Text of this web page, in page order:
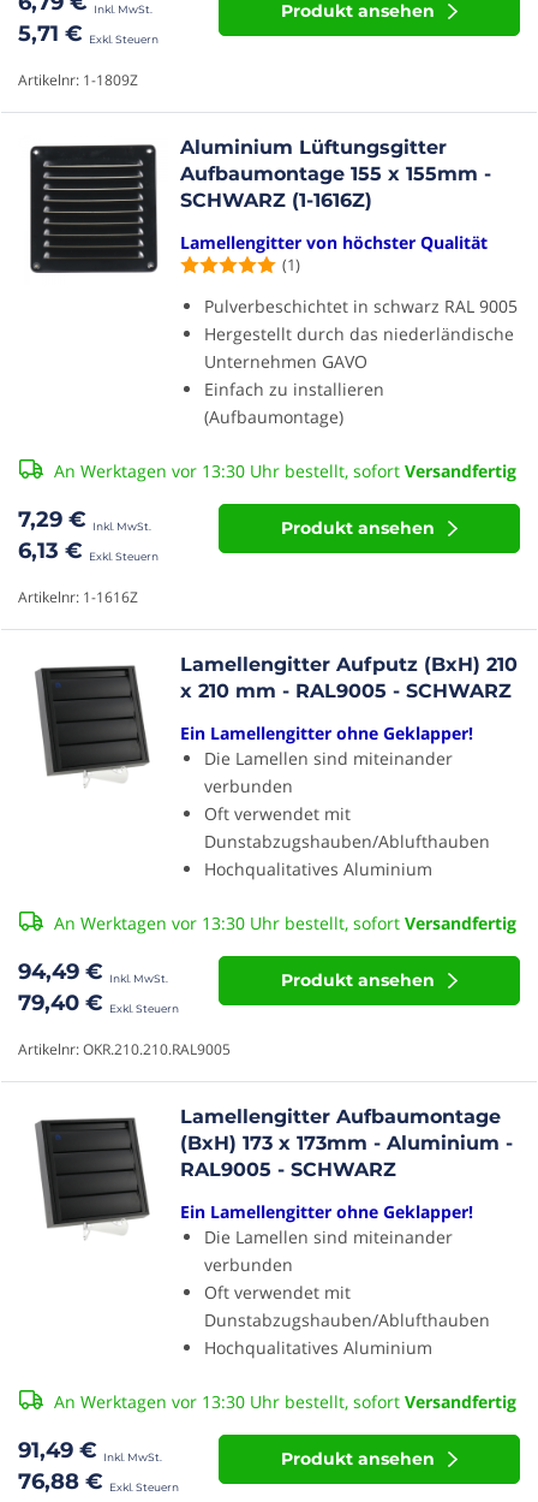
5,71 €
Produkt ansehen
Artikelnr: 1-1809Z
Aluminium Lüftungsgitter
Aufbaumontage 155 x 155mm -
SCHWARZ (1-1616Z)
Lamellengitter von höchster Qualität
(1)
Pulverbeschichtet in schwarz RAL 9005
Hergestellt durch das niederländische
Unternehmen GAVO
Einfach zu installieren
(Aufbaumontage)
7,29 €
6,13 €
An Werktagen vor 13:30 Uhr bestellt, sofort Versandfertig
Produkt ansehen
Artikelnr: 1-1616Z
Lamellengitter Aufputz (BxH) 210
x 210 mm - RAL9005 - SCHWARZ
Ein Lamellengitter ohne Geklapper!
Die Lamellen sind miteinander
verbunden
Oft verwendet mit
Dunstabzugshauben/Ablufthauben
Hochqualitatives Aluminium
94,49 €
79,40 €
An Werktagen vor 13:30 Uhr bestellt, sofort Versandfertig
Produkt ansehen
Artikelnr: OKR.210.210.RAL9005
Lamellengitter Aufbaumontage
(BxH) 173 x 173mm - Aluminium -
RAL9005 - SCHWARZ
Ein Lamellengitter ohne Geklapper!
Die Lamellen sind miteinander
verbunden
Oft verwendet mit
Dunstabzugshauben/Ablufthauben
Hochqualitatives Aluminium
91,49 €
76,88 €
An Werktagen vor 13:30 Uhr bestellt, sofort Versandfertig
Produkt ansehen